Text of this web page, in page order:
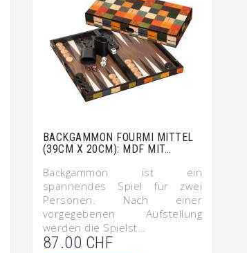
BACKGAMMON FOURMI MITTEL
(39CM X 20CM): MDF MIT…
Backgammon ist ein
spannendes Spiel für zwei
Personen. Nach einer
vorgegebenen Aufstellung
werden die Spielst…
87.00 CHF